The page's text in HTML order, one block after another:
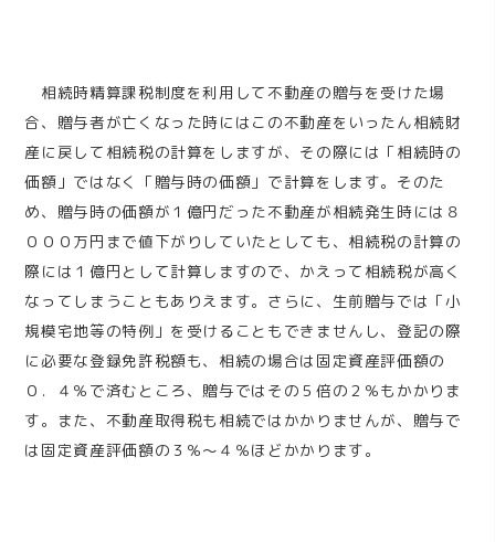
相続時精算課税制度を利用して不動産の贈与を受けた場
合、贈与者が亡くなった時にはこの不動産をいったん相続財
産に戻して相続税の計算をしますが、その際には「相続時の
価額」ではなく「贈与時の価額」で計算をします。そのた
め、贈与時の価額が１億円だった不動産が相続発生時には８
０００万円まで値下がりしていたとしても、相続税の計算の
際には１億円として計算しますので、かえって相続税が高く
なってしまうこともありえます。さらに、生前贈与では「小
規模宅地等の特例」を受けることもできませんし、登記の際
に必要な登録免許税額も、相続の場合は固定資産評価額の
０．４％で済むところ、贈与ではその５倍の２％もかかりま
す。また、不動産取得税も相続ではかかりませんが、贈与で
は固定資産評価額の３％～４％ほどかかります。